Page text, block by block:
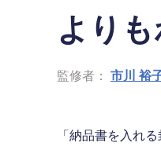
より
監修者： 市川 裕
「納品書を入れ